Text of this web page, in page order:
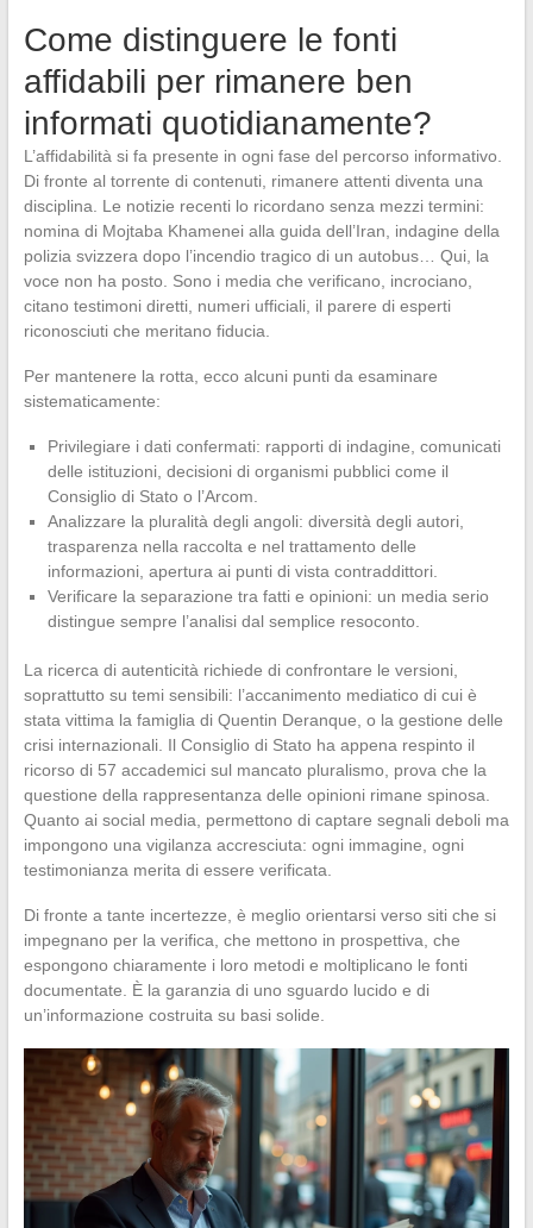
Come distinguere le fonti
affidabili per rimanere ben
informati quotidianamente?
L’affidabilità si fa presente in ogni fase del percorso informativo.
Di fronte al torrente di contenuti, rimanere attenti diventa una
disciplina. Le notizie recenti lo ricordano senza mezzi termini:
nomina di Mojtaba Khamenei alla guida dell’Iran, indagine della
polizia svizzera dopo l’incendio tragico di un autobus… Qui, la
voce non ha posto. Sono i media che verificano, incrociano,
citano testimoni diretti, numeri ufficiali, il parere di esperti
riconosciuti che meritano fiducia.
Per mantenere la rotta, ecco alcuni punti da esaminare
sistematicamente:
Privilegiare i dati confermati: rapporti di indagine, comunicati
delle istituzioni, decisioni di organismi pubblici come il
Consiglio di Stato o l’Arcom.
Analizzare la pluralità degli angoli: diversità degli autori,
trasparenza nella raccolta e nel trattamento delle
informazioni, apertura ai punti di vista contraddittori.
Verificare la separazione tra fatti e opinioni: un media serio
distingue sempre l’analisi dal semplice resoconto.
La ricerca di autenticità richiede di confrontare le versioni,
soprattutto su temi sensibili: l’accanimento mediatico di cui è
stata vittima la famiglia di Quentin Deranque, o la gestione delle
crisi internazionali. Il Consiglio di Stato ha appena respinto il
ricorso di 57 accademici sul mancato pluralismo, prova che la
questione della rappresentanza delle opinioni rimane spinosa.
Quanto ai social media, permettono di captare segnali deboli ma
impongono una vigilanza accresciuta: ogni immagine, ogni
testimonianza merita di essere verificata.
Di fronte a tante incertezze, è meglio orientarsi verso siti che si
impegnano per la verifica, che mettono in prospettiva, che
espongono chiaramente i loro metodi e moltiplicano le fonti
documentate. È la garanzia di uno sguardo lucido e di
un’informazione costruita su basi solide.